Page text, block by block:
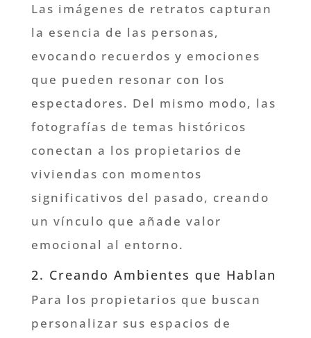
Las imágenes de retratos capturan
la esencia de las personas,
evocando recuerdos y emociones
que pueden resonar con los
espectadores. Del mismo modo, las
fotografías de temas históricos
conectan a los propietarios de
viviendas con momentos
significativos del pasado, creando
un vínculo que añade valor
emocional al entorno.
2. Creando Ambientes que Hablan
Para los propietarios que buscan
personalizar sus espacios de